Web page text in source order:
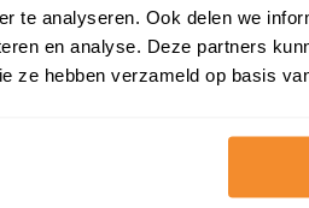
te analyseren. Ook delen we
en analyse. Deze partners
ze hebben verzameld op basis
109 m2
100 m2